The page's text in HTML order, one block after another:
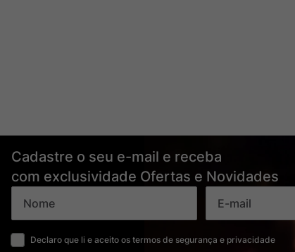
Cadastre o seu e-mail e receba
com exclusividade Ofertas e Novidades
Declaro que li e aceito os termos de segurança e privacidade